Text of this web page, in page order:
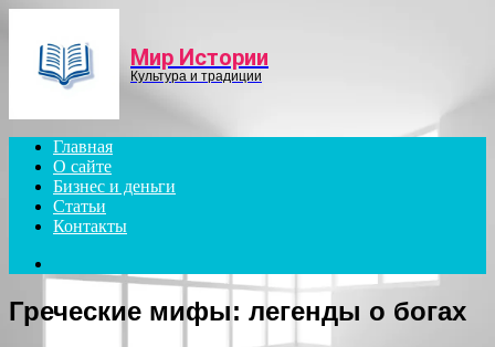
Мир Истории
Культура и традиции
Главная
О сайте
Бизнес и деньги
Статьи
Контакты
for
Греческие мифы: легенды о богах